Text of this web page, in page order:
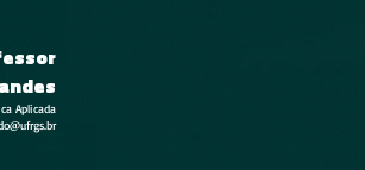
Aplicada